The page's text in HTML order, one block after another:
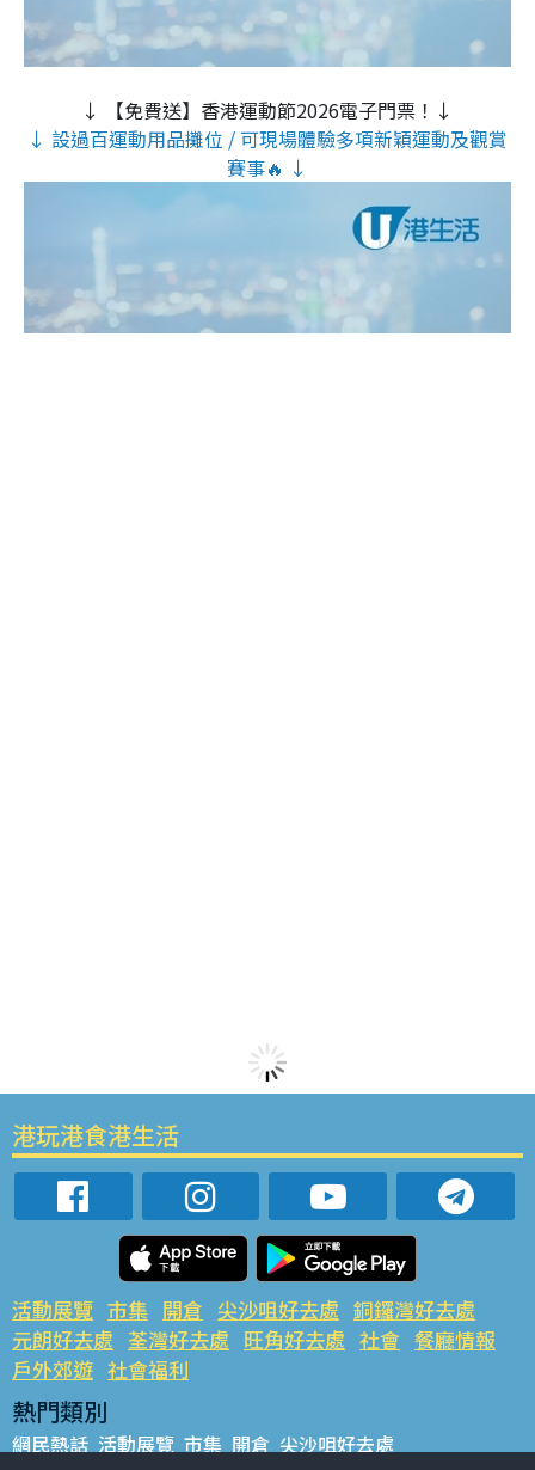
↓ 【免費送】香港運動節2026電子門票！↓
↓ 設過百運動用品攤位 / 可現場體驗多項新穎運動及觀賞
賽事🔥 ↓
港玩港食港生活
活動展覽 市集 開倉 尖沙咀好去處 銅鑼灣好去處
元朗好去處 荃灣好去處 旺角好去處 社會 餐廳情報
戶外郊遊 社會福利
熱門類別
網民熱話 活動展覽 市集 開倉 尖沙咀好去處